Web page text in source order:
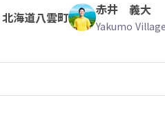
北海道八雲町 赤井 義大
Yakumo